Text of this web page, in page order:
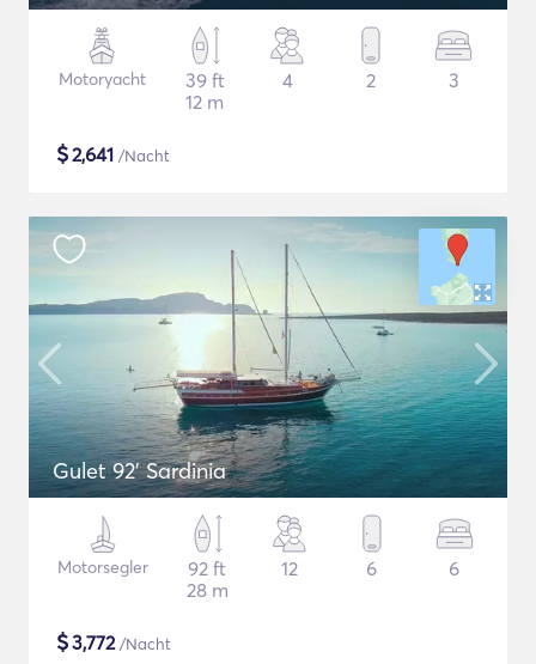
Motoryacht
39 ft
12 m
4 2 3
$2,641 /Nacht
Gulet 92' Sardinia
Motorsegler
92 ft
28 m
12 6 6
$3,772/Nacht